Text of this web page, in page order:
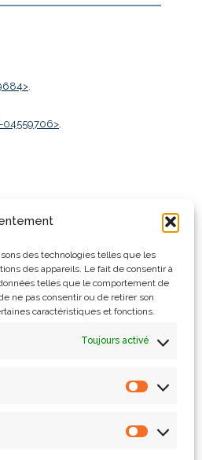
des technologies telles que les
des appareils. Le fait de consentir à
telles que le comportement de
ne pas consentir ou de retirer son
caractéristiques et fonctions.
Toujours activé
.
04559706>.
image, table, bibliographie et